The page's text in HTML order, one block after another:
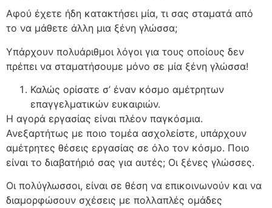
Αφού έχετε ήδη κατακτήσει μία, τι σας σταματά από
το να μάθετε άλλη μια ξένη γλώσσα;
Υπάρχουν πολυάριθμοι λόγοι για τους οποίους δεν
πρέπει να σταματήσουμε μόνο σε μία ξένη γλώσσα!
Καλώς ορίσατε σ’ έναν κόσμο αμέτρητων
επαγγελματικών ευκαιριών.
Η αγορά εργασίας είναι πλέον παγκόσμια.
Ανεξαρτήτως με ποιο τομέα ασχολείστε, υπάρχουν
αμέτρητες θέσεις εργασίας σε όλο τον κόσμο. Ποιο
είναι το διαβατήριό σας για αυτές; Οι ξένες γλώσσες.
Οι πολύγλωσσοι, είναι σε θέση να επικοινωνούν και να
διαμορφώσουν σχέσεις με πολλαπλές ομάδες